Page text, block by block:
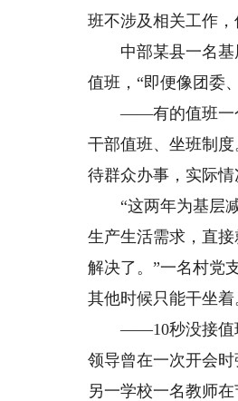
班不涉及相关工作，
中部某县一名基层
值班，“即便像团委
——有的值班一个
干部值班、坐班制
待群众办事，实际
“这两年为基层减
生产生活需求，直
解决了。”一名村党
其他时候只能干坐着
——10秒没接值班
领导曾在一次开会
另一学校一名教师